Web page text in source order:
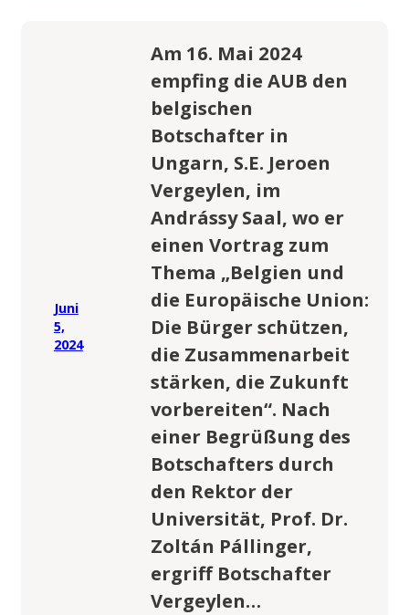
Juni
5,
2024
Am 16. Mai 2024
empfing die AUB den
belgischen
Botschafter in
Ungarn, S.E. Jeroen
Vergeylen, im
Andrássy Saal, wo er
einen Vortrag zum
Thema „Belgien und
die Europäische Union:
Die Bürger schützen,
die Zusammenarbeit
stärken, die Zukunft
vorbereiten“. Nach
einer Begrüßung des
Botschafters durch
den Rektor der
Universität, Prof. Dr.
Zoltán Pállinger,
ergriff Botschafter
Vergeylen…